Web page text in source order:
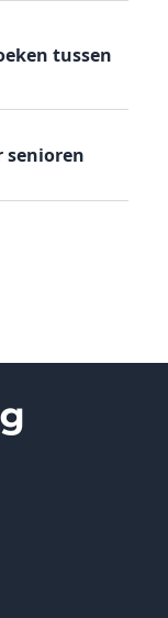
tussen
senioren